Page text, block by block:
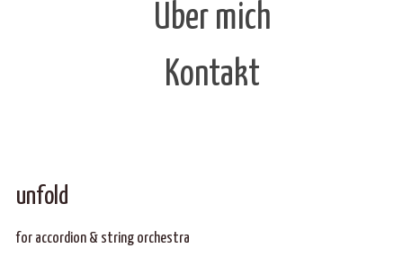
Über mich
Kontakt
unfold
for accordion & string orchestra